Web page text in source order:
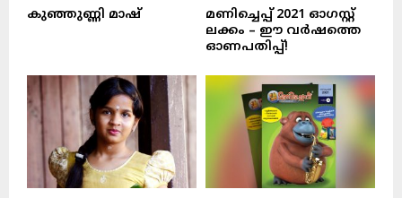
കുഞ്ഞുണ്ണി മാഷ്‌
മണിച്ചെപ്പ് 2021 ഓഗസ്റ്റ്
ലക്കം – ഈ വർഷത്തെ
ഓണപതിപ്പ്!